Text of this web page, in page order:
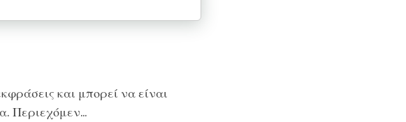
και μπορεί να είναι
Περιεχόμεν...